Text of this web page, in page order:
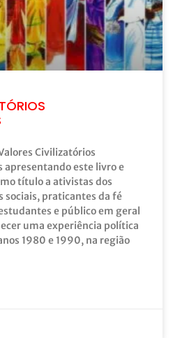
Civilizatórios
apresentando este livro e
título a ativistas dos
praticantes da fé
e público em geral
uma experiência política
1980 e 1990, na região